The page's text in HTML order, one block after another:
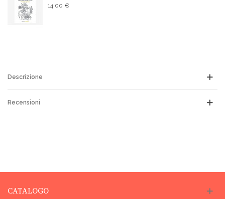
14,00 €
Descrizione
Recensioni
CATALOGO